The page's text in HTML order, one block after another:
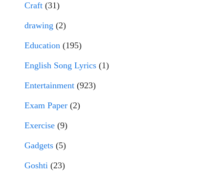
Craft (31)
drawing (2)
Education (195)
English Song Lyrics (1)
Entertainment (923)
Exam Paper (2)
Exercise (9)
Gadgets (5)
Goshti (23)